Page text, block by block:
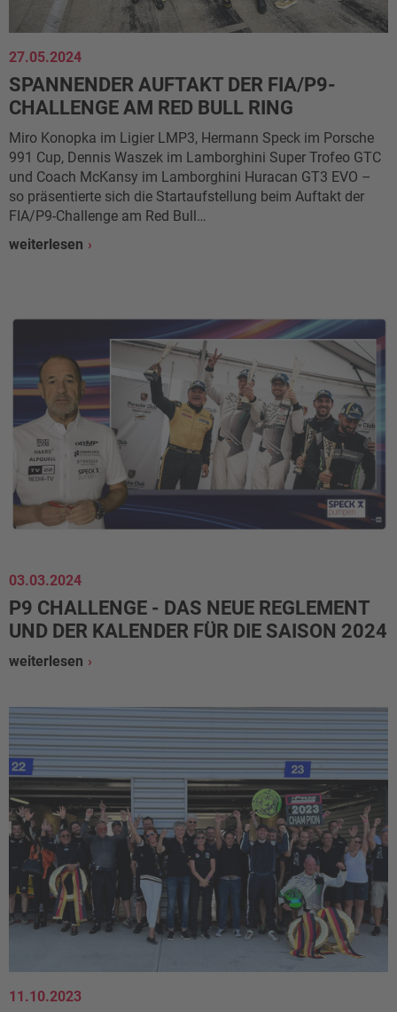
27.05.2024
SPANNENDER AUFTAKT DER FIA/P9-
CHALLENGE AM RED BULL RING
Miro Konopka im Ligier LMP3, Hermann Speck im Porsche
991 Cup, Dennis Waszek im Lamborghini Super Trofeo GTC
und Coach McKansy im Lamborghini Huracan GT3 EVO –
so präsentierte sich die Startaufstellung beim Auftakt der
FIA/P9-Challenge am Red Bull…
weiterlesen
03.03.2024
P9 CHALLENGE - DAS NEUE REGLEMENT
UND DER KALENDER FÜR DIE SAISON 2024
weiterlesen
11.10.2023